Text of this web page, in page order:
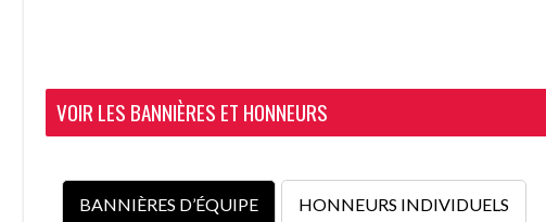
VOIR LES BANNIÈRES ET HONNEURS
BANNIÈRES D’ÉQUIPE HONNEURS INDIVIDUELS